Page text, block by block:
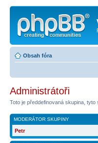
Obsah fóra
Administrátoři
Toto je předdefinovaná skupina,
MODERÁTOR SKUPINY
Petr